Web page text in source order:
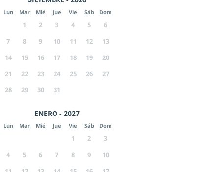
Lun Mar Mié Jue Vie Sáb Dom
1 2 3 4 5
6
7
8 9 10 11 12
13
14
15 16 17 18 19
20
21
22 23 24 25 26
27
28
29 30 31
ENERO - 2027
Lun Mar Mié Jue Vie Sáb Dom
1 2
3
4
5 6 7 8 9
10